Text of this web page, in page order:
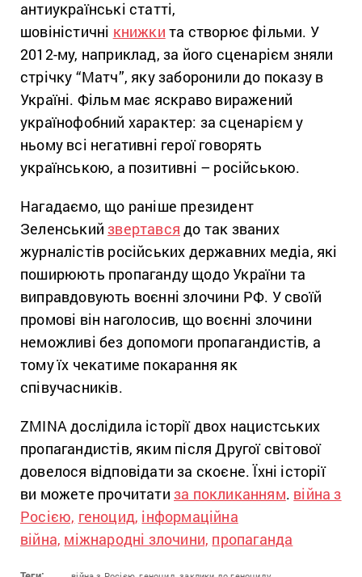
антиукраїнські статті,
шовіністичні книжки та створює фільми. У
2012-му, наприклад, за його сценарієм зняли
стрічку “Матч”, яку заборонили до показу в
Україні. Фільм має яскраво виражений
українофобний характер: за сценарієм у
ньому всі негативні герої говорять
українською, а позитивні – російською.
Нагадаємо, що раніше президент
Зеленськийзвертався до так званих
журналістів російських державних медіа, які
поширюють пропаганду щодо України та
виправдовують воєнні злочини РФ. У своїй
промові він наголосив, що воєнні злочини
неможливі без допомоги пропагандистів, а
тому їх чекатиме покарання як
співучасників.
ZMINA дослідила історії двох нацистських
пропагандистів, яким після Другої світової
довелося відповідати за скоєне. Їхні історії
ви можете прочитати за покликанням. війна з
Росією, геноцид, інформаційна
війна, міжнародні злочини, пропаганда